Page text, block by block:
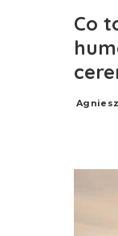
Co
Posted